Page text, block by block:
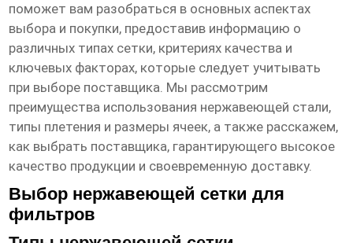
поможет вам разобраться в основных аспектах
выбора и покупки, предоставив информацию о
различных типах сетки, критериях качества и
ключевых факторах, которые следует учитывать
при выборе поставщика. Мы рассмотрим
преимущества использования нержавеющей стали,
типы плетения и размеры ячеек, а также расскажем,
как выбрать поставщика, гарантирующего высокое
качество продукции и своевременную доставку.
Выбор нержавеющей сетки для
фильтров